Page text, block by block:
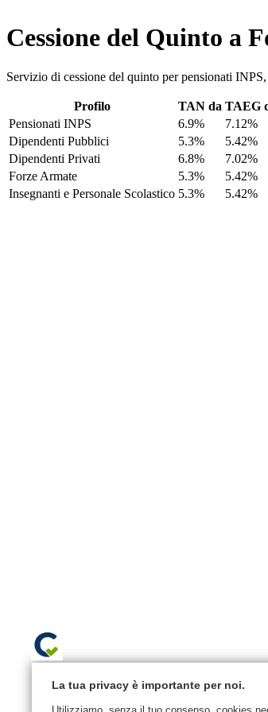
Cessione del Quinto a
Servizio di cessione del quinto per pensionati
Profilo TAN da TAEG
Pensionati INPS
6.9% 7.12%
Dipendenti Pubblici
5.3% 5.42%
Dipendenti Privati
6.8% 7.02%
Forze Armate
5.3% 5.42%
Insegnanti e Personale Scolastico 5.3% 5.42%
La tua privacy è importante per noi.